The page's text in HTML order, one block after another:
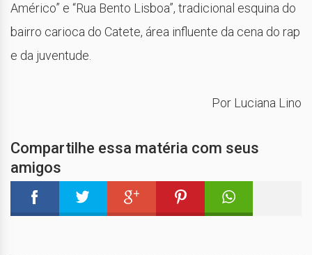
Américo” e “Rua Bento Lisboa”, tradicional esquina do
bairro carioca do Catete, área influente da cena do rap
e da juventude.
Por Luciana Lino
Compartilhe essa matéria com seus
amigos